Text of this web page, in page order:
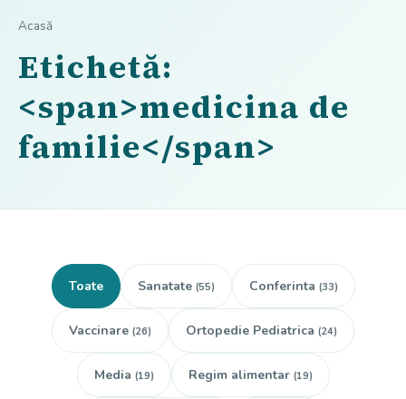
Acasă
Etichetă:
<span>medicina de
familie</span>
Toate Sanatate (55) Conferinta (33)
Vaccinare (26) Ortopedie Pediatrica (24)
Media (19) Regim alimentar (19)